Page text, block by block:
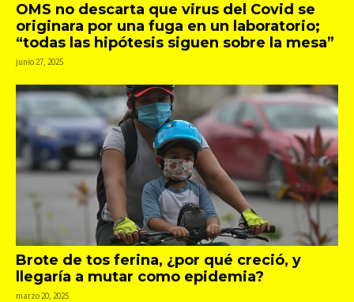
OMS no descarta que virus del Covid se
originara por una fuga en un laboratorio;
“todas las hipótesis siguen sobre la mesa”
junio 27, 2025
Brote de tos ferina, ¿por qué creció, y
llegaría a mutar como epidemia?
marzo 20, 2025